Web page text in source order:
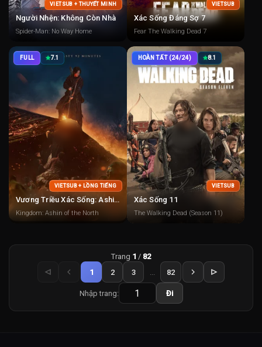
VIETSUB + THUYẾT MINH
Người Nhện: Không Còn Nhà
Spider-Man: No Way Home
VIETSUB
Xác Sống Đáng Sợ 7
Fear The Walking Dead 7
FULL 7.1
VIETSUB + LỒNG TIẾNG
Vương Triều Xác Sống: Ashin Phương Bắc
Kingdom: Ashin of the North
HOÀN TẤT (24/24) 8.1
VIETSUB
Xác Sống 11
The Walking Dead (Season 11)
Trang 1 / 82
1
2 3 82
Nhập trang: Đi